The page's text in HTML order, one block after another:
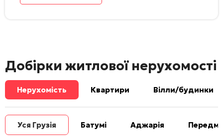
Добірки житлової нерухомості
Нерухомість Квартири Вілли/будинки
Уся Грузія Батумі Аджарія